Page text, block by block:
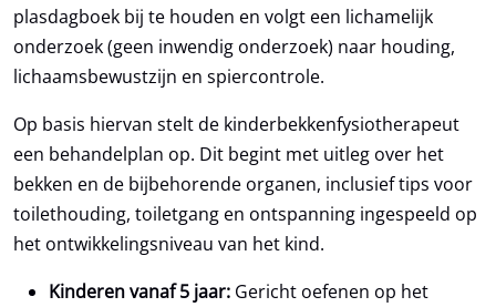
plasdagboek bij te houden en volgt een lichamelijk
onderzoek (geen inwendig onderzoek) naar houding,
lichaamsbewustzijn en spiercontrole.
Op basis hiervan stelt de kinderbekkenfysiotherapeut
een behandelplan op. Dit begint met uitleg over het
bekken en de bijbehorende organen, inclusief tips voor
toilethouding, toiletgang en ontspanning ingespeeld op
het ontwikkelingsniveau van het kind.
Kinderen vanaf 5 jaar: Gericht oefenen op het